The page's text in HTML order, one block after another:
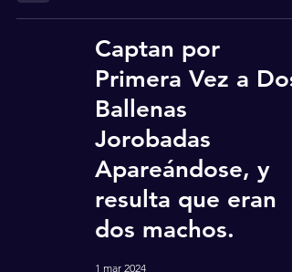
Captan por
Primera Vez a Dos
Ballenas
Jorobadas
Apareándose, y
resulta que eran
dos machos.
1 mar 2024